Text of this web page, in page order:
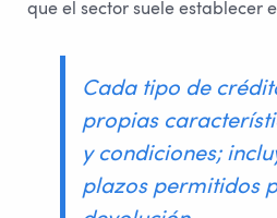
que el sector suele establecer
Cada tipo de
propias
y condiciones;
plazos permitidos